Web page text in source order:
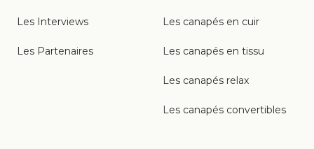
Les Interviews
Les Partenaires
Les canapés en cuir
Les canapés en tissu
Les canapés relax
Les canapés convertibles